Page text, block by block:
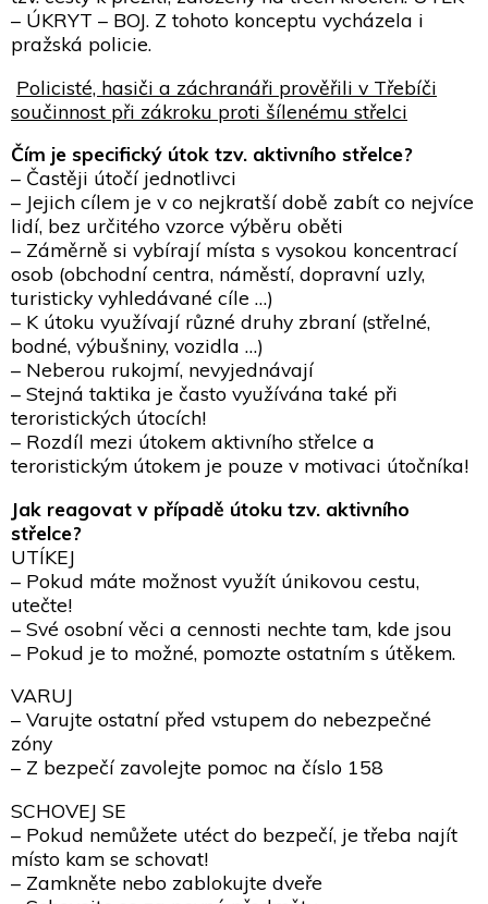
– ÚKRYT – BOJ. Z tohoto konceptu vycházela i
pražská policie.
Policisté, hasiči a záchranáři prověřili v Třebíči
součinnost při zákroku proti šílenému střelci
Čím je specifický útok tzv. aktivního střelce?
– Častěji útočí jednotlivci
– Jejich cílem je v co nejkratší době zabít co nejvíce
lidí, bez určitého vzorce výběru oběti
– Záměrně si vybírají místa s vysokou koncentrací
osob (obchodní centra, náměstí, dopravní uzly,
turisticky vyhledávané cíle …)
– K útoku využívají různé druhy zbraní (střelné,
bodné, výbušniny, vozidla …)
– Neberou rukojmí, nevyjednávají
– Stejná taktika je často využívána také při
teroristických útocích!
– Rozdíl mezi útokem aktivního střelce a
teroristickým útokem je pouze v motivaci útočníka!
Jak reagovat v případě útoku tzv. aktivního
střelce?
UTÍKEJ
– Pokud máte možnost využít únikovou cestu,
utečte!
– Své osobní věci a cennosti nechte tam, kde jsou
– Pokud je to možné, pomozte ostatním s útěkem.
VARUJ
– Varujte ostatní před vstupem do nebezpečné
zóny
– Z bezpečí zavolejte pomoc na číslo 158
SCHOVEJ SE
– Pokud nemůžete utéct do bezpečí, je třeba najít
místo kam se schovat!
– Zamkněte nebo zablokujte dveře